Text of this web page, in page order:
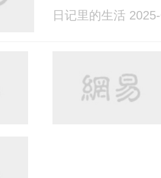
日记里的生活